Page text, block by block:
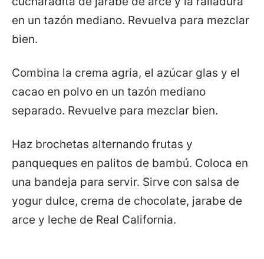
en un tazón mediano. Revuelva para mezclar
bien.
Combina la crema agria, el azúcar glas y el
cacao en polvo en un tazón mediano
separado. Revuelve para mezclar bien.
Haz brochetas alternando frutas y
panqueques en palitos de bambú. Coloca en
una bandeja para servir. Sirve con salsa de
yogur dulce, crema de chocolate, jarabe de
arce y leche de Real California.